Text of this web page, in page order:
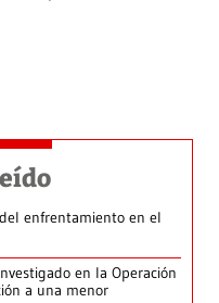
enfrentamiento en el
en la Operación
a una menor